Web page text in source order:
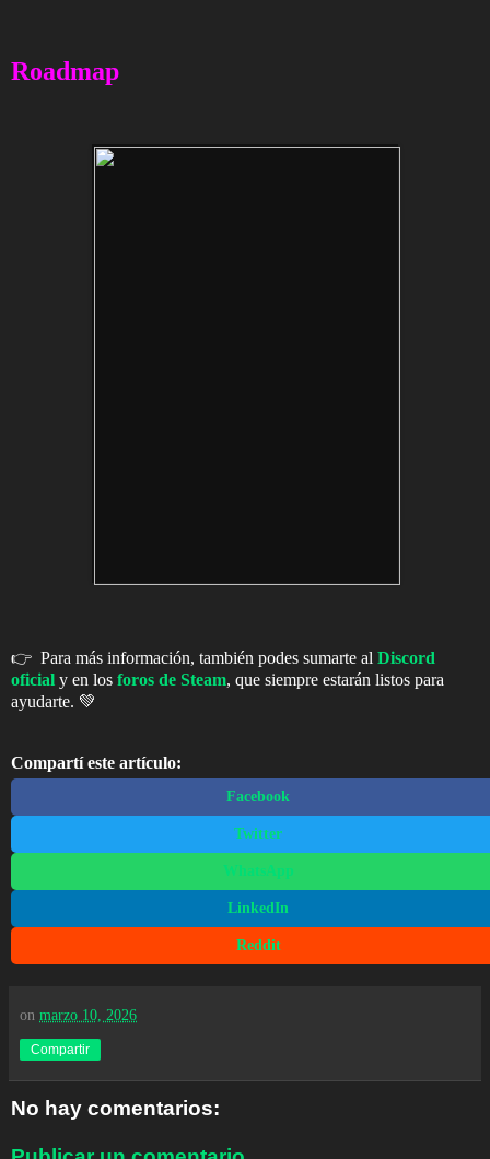
Roadmap
👉 Para más información, también podes sumarte al Discord
oficial y en los foros de Steam, que siempre estarán listos para
ayudarte. 💚
Compartí este artículo:
Facebook
Twitter
WhatsApp
LinkedIn
Reddit
on marzo 10, 2026
Compartir
No hay comentarios: